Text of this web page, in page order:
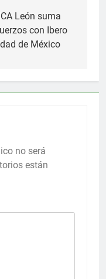
León suma
con Ibero
de México
no será
están